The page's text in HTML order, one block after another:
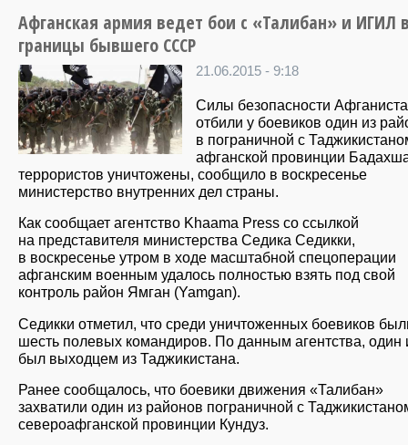
Афганская армия ведет бои с «Талибан» и ИГИЛ
границы бывшего СССР
21.06.2015 - 9:18
Силы безопасности
отбили у боевиков один из
в пограничной с
афганской провинции
террористов уничтожены, сообщило в воскресенье
министерство внутренних дел страны.
Как сообщает агентство Khaama Press со ссылкой
на представителя министерства Седика Седикки,
в воскресенье утром в ходе масштабной спецоперации
афганским военным удалось полностью взять под свой
контроль район Ямган (Yamgan).
Седикки отметил, что среди уничтоженных боевиков
шесть полевых командиров. По данным агентства, один
был выходцем из Таджикистана.
Ранее сообщалось, что боевики движения «Талибан»
захватили один из районов пограничной с
североафганской провинции Кундуз.